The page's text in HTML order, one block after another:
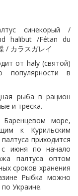
синекорый /
halibut /Fétan du
/ カラスガレイ
от haly (святой)
в
рыба в рацион
и треска.
Баренцевом море,
к Курильским
приходится
с июня по начало
палтуса оптом
сроков хранения
Рыбка можно
по Украине.